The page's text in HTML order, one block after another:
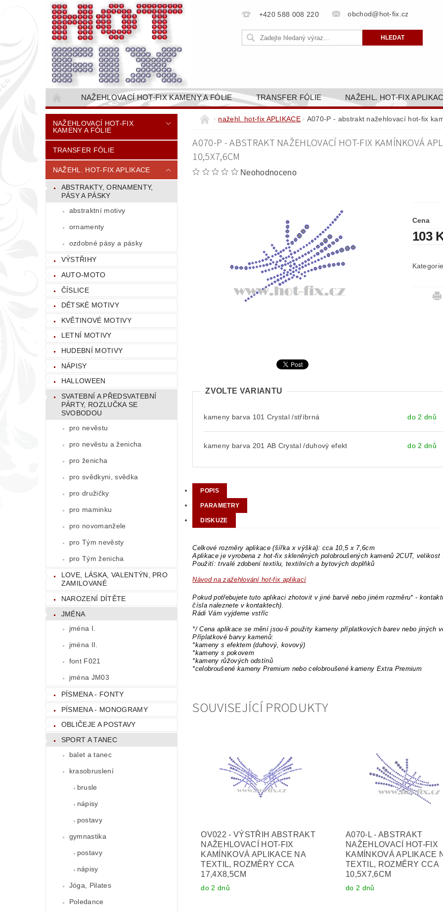
+420 588 008 220 obchod@hot-fix.cz
NAŽEHLOVACÍ HOT-FIX KAMENY A FÓLIE TRANSFER FÓLIE NAŽEHL. HOT-FIX
NAŠÍVACÍ KAMÍNKOVÉ ŘETĚZY / ŠTASOVÉ BORTY BAREVNICE PŘÍSLUŠENSTVÍ
VŠE PRO STROJNÍ VYŠÍVÁNÍ - VYSIVACI.CZ
BAREVNICE KAMENŮ
CENÍK DOPRAVY (NÁKLADŮ EXPEDICE) PLATNÝ OD 14. 1.2025
NAŽEHLOVACÍ HOT-FIX
KAMENY A FÓLIE
TRANSFER FÓLIE
NAŽEHL. HOT-FIX APLIKACE
ABSTRAKTY, ORNAMENTY,
PÁSY A PÁSKY
abstraktní motivy
ornamenty
ozdobné pásy a pásky
VÝSTŘIHY
AUTO-MOTO
ČÍSLICE
DĚTSKÉ MOTIVY
KVĚTINOVÉ MOTIVY
LETNÍ MOTIVY
HUDEBNÍ MOTIVY
NÁPISY
HALLOWEEN
SVATEBNÍ A PŘEDSVATEBNÍ
PÁRTY, ROZLUČKA SE
SVOBODOU
pro nevěstu
pro nevěstu a ženicha
pro ženicha
pro svědkyni, svědka
pro družičky
pro maminku
pro novomanžele
pro Tým nevěsty
pro Tým ženicha
LOVE, LÁSKA, VALENTÝN, PRO
ZAMILOVANÉ
NAROZENÍ DÍTĚTE
JMÉNA
jména I.
jména II.
font F021
jména JM03
PÍSMENA - FONTY
PÍSMENA - MONOGRAMY
OBLIČEJE A POSTAVY
SPORT A TANEC
balet a tanec
krasobruslení
brusle
nápisy
postavy
gymnastika
postavy
nápisy
Jóga, Pilates
Poledance
nažehl. hot-fix APLIKACE A070-P - abstrakt nažehlovací hot-fix
A070-P - ABSTRAKT NAŽEHLOVACÍ HOT-FIX KAMÍNKOVÁ
10,5X7,6CM
Neohodnoceno
Cena
103
ZVOLTE VARIANTU
kameny barva 101 Crystal /stříbrná do 2 dnů
kameny barva 201 AB Crystal /duhový efekt do 2 dnů
POPIS
PARAMETRY
DISKUZE
Celkové rozměry aplikace (šířka x výška): cca 10,5 x 7,6cm
Aplikace je vyrobena z hot-fix skleněných polobroušených kamenů 2CUT, velikost
Použití: trvalé zdobení textilu, textilních a bytových doplňků
Návod na zažehlování hot-fix aplikací
Pokud potřebujete tuto aplikaci zhotovit v jiné barvě nebo jiném rozměru* -
čísla naleznete v kontaktech).
Rádi Vám vyjdeme vstříc
*/ Cena aplikace se mění jsou-li použity kameny příplatkových barev nebo jiných
Příplatkové barvy kamenů:
*kameny s efektem (duhový, kovový)
*kameny s pokovem
*kameny růžových odstínů
*celobroušené kameny Premium nebo celobroušené kameny Extra Premium
SOUVISEJÍCÍ PRODUKTY
OV022 - VÝSTŘIH ABSTRAKT
NAŽEHLOVACÍ HOT-FIX
KAMÍNKOVÁ APLIKACE NA
TEXTIL, ROZMĚRY CCA
17,4X8,5CM
do 2 dnů
A070-L - ABSTRAKT
NAŽEHLOVACÍ HOT-FIX
KAMÍNKOVÁ APLIKACE
TEXTIL, ROZMĚRY CCA
10,5X7,6CM
do 2 dnů